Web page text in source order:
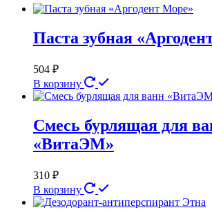
Паста зубная
504 ₽
В корзину
Смесь бурлящая для
«ВитаЭМ»
310 ₽
В корзину